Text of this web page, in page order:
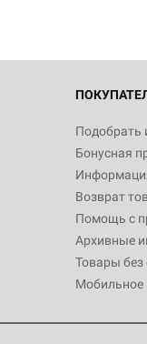
Подобрать
Бонусная
Возврат
Помощь с
Архивные
Товары без
Мобильное